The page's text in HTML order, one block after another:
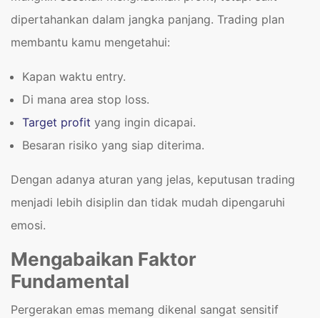
dipertahankan dalam jangka panjang. Trading plan
membantu kamu mengetahui:
Kapan waktu entry.
Di mana area stop loss.
Target profit yang ingin dicapai.
Besaran risiko yang siap diterima.
Dengan adanya aturan yang jelas, keputusan trading
menjadi lebih disiplin dan tidak mudah dipengaruhi
emosi.
Mengabaikan Faktor
Fundamental
Pergerakan emas memang dikenal sangat sensitif